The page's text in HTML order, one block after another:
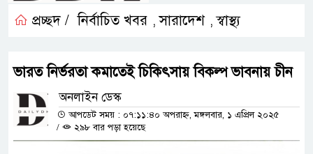
প্রচ্ছদ / নির্বাচিত খবর ,সারাদেশ ,স্বাস্থ্য
ভারত নির্ভরতা কমাতেই চিকিৎসায় বিকল্প ভাবনায় চীন
অনলাইন ডেস্ক
আপডেট সময় : ০৭:১১:৪০ অপরাহ্ন, মঙ্গলবার, ১ এপ্রিল ২০২৫
/
২৯৮ বার পড়া হয়েছে